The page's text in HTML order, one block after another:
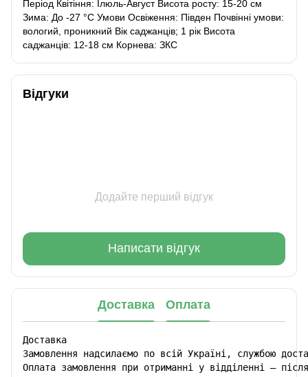
Період Квітіння: Ілюль-Август Висота росту: 15-20 см
Зима: До -27 °C Умови Освіження: Півден Почвінні умови:
вологий, проникний Вік саджанців; 1 рік Висота
саджанців: 12-18 см Корнева: ЗКС
Відгуки
Додайте перший відгук
Написати відгук
Доставка Оплата
Доставка
Замовлення надсилаємо по всій Україні, службою
Оплата замовлення при отриманні у відділенні –